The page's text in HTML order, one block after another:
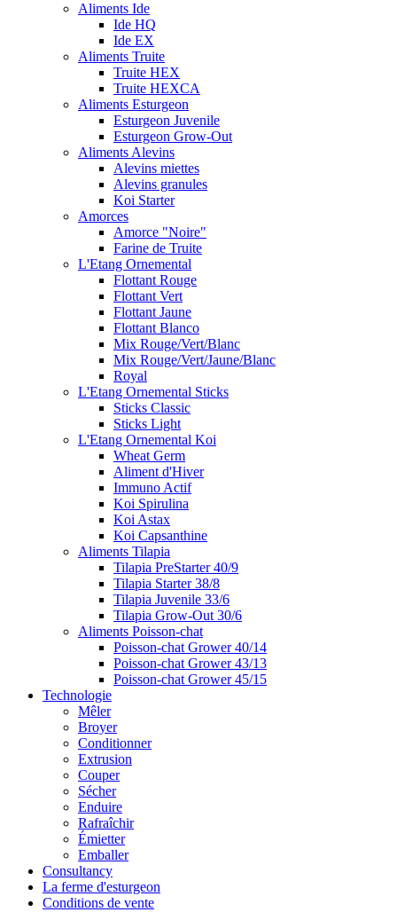
Aliments Ide
Ide HQ
Ide EX
Aliments Truite
Truite HEX
Truite HEXCA
Aliments Esturgeon
Esturgeon Juvenile
Esturgeon Grow-Out
Aliments Alevins
Alevins miettes
Alevins granules
Koi Starter
Amorces
Amorce "Noire"
Farine de Truite
L'Etang Ornemental
Flottant Rouge
Flottant Vert
Flottant Jaune
Flottant Blanco
Mix Rouge/Vert/Blanc
Mix Rouge/Vert/Jaune/Blanc
Royal
L'Etang Ornemental Sticks
Sticks Classic
Sticks Light
L'Etang Ornemental Koi
Wheat Germ
Aliment d'Hiver
Immuno Actif
Koi Spirulina
Koi Astax
Koi Capsanthine
Aliments Tilapia
Tilapia PreStarter 40/9
Tilapia Starter 38/8
Tilapia Juvenile 33/6
Tilapia Grow-Out 30/6
Aliments Poisson-chat
Poisson-chat Grower 40/14
Poisson-chat Grower 43/13
Poisson-chat Grower 45/15
Technologie
Mêler
Broyer
Conditionner
Extrusion
Couper
Sécher
Enduire
Rafraîchir
Émietter
Emballer
Consultancy
La ferme d'esturgeon
Conditions de vente